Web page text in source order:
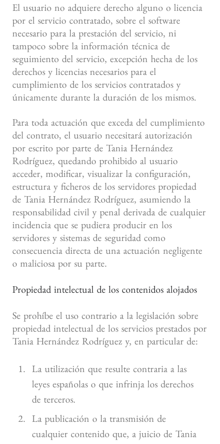
El usuario no adquiere derecho alguno o licencia
por el servicio contratado, sobre el software
necesario para la prestación del servicio, ni
tampoco sobre la información técnica de
seguimiento del servicio, excepción hecha de los
derechos y licencias necesarios para el
cumplimiento de los servicios contratados y
únicamente durante la duración de los mismos.
Para toda actuación que exceda del cumplimiento
del contrato, el usuario necesitará autorización
por escrito por parte de Tania Hernández
Rodríguez, quedando prohibido al usuario
acceder, modificar, visualizar la configuración,
estructura y ficheros de los servidores propiedad
de Tania Hernández Rodríguez, asumiendo la
responsabilidad civil y penal derivada de cualquier
incidencia que se pudiera producir en los
servidores y sistemas de seguridad como
consecuencia directa de una actuación negligente
o maliciosa por su parte.
Propiedad intelectual de los contenidos alojados
Se prohíbe el uso contrario a la legislación sobre
propiedad intelectual de los servicios prestados por
Tania Hernández Rodríguez y, en particular de:
La utilización que resulte contraria a las
leyes españolas o que infrinja los derechos
de terceros.
La publicación o la transmisión de
cualquier contenido que, a juicio de Tania